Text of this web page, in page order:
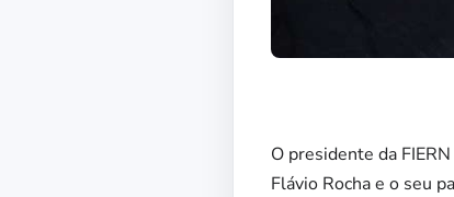
O presidente da
Flávio Rocha e o seu